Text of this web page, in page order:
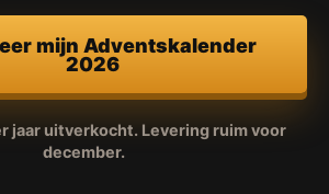
mijn Adventskalender
2026
jaar uitverkocht. Levering ruim voor
december.